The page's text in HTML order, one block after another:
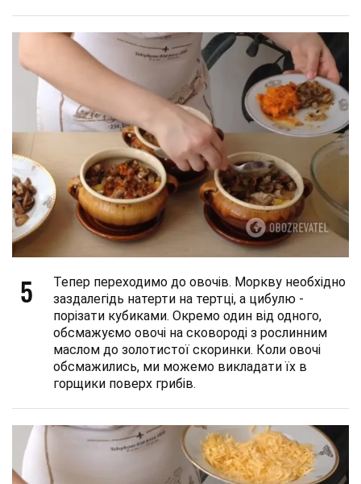
5
Тепер переходимо до овочів. Моркву необхідно
заздалегідь натерти на тертці, а цибулю -
порізати кубиками. Окремо один від одного,
обсмажуємо овочі на сковороді з рослинним
маслом до золотистої скоринки. Коли овочі
обсмажились, ми можемо викладати їх в
горщики поверх грибів.